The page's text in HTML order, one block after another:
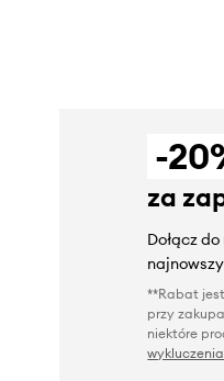
-
za
Dołącz
**Rabat
przy
niektóre